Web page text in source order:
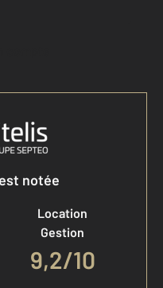
compte
notée
Location
Gestion
9,2/10